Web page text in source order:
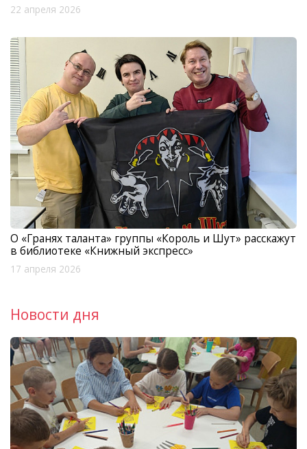
22 апреля 2026
О «Гранях таланта» группы «Король и Шут» расскажут
в библиотеке «Книжный экспресс»
17 апреля 2026
Новости дня